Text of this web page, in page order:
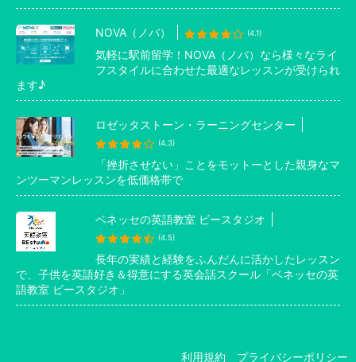
NOVA（ノバ） (4.1)
気軽に駅前留学！NOVA（ノバ）なら様々なライ
フスタイルに合わせた最適なレッスンが受けられ
ます♪
ロゼッタストーン・ラーニングセンター
(4.3)
「挫折させない」ことをモットーとした親身なマ
ンツーマンレッスンを低価格帯で
ベネッセの英語教室 ビースタジオ
(4.5)
長年の実績と経験をふんだんに活かしたレッスン
で、子供を英語好き＆得意にする英会話スクール「ベネッセの英
語教室 ビースタジオ」
利用規約 プライバシーポリシー